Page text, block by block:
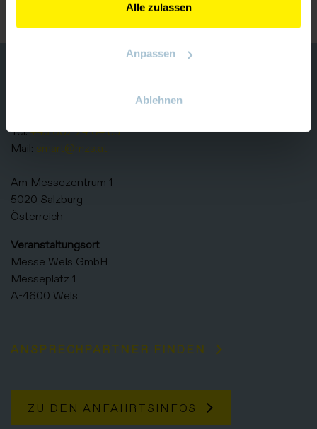
Alle zulassen
Anpassen
Ablehnen
Tel:+43 662 24 04 83
Mail: smart@mzs.at
Am Messezentrum 1
5020 Salzburg
Österreich
Veranstaltungsort
Messe Wels GmbH
Messeplatz 1
A-4600 Wels
ANSPRECHPARTNER FINDEN
ZU DEN ANFAHRTSINFOS